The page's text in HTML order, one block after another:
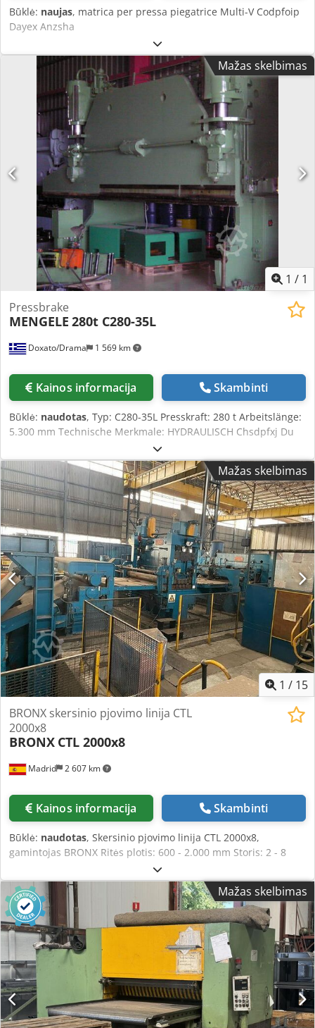
Būklė: naujas, matrica per pressa piegatrice Multi-V Codpfoip
Dayex Anzsha
Mažas skelbimas
1 / 1
Doxato/Drama 1 569 km
Pressbrake
MENGELE 280t C280-35L
Kainos informacija Skambinti
Būklė: naudotas, Typ: C280-35L Presskraft: 280 t Arbeitslänge:
5.300 mm Technische Merkmale: HYDRAULISCH Chsdpfxj Du
Txj Anzja Neue Hydraulik- und Elektroanlagen
Mažas skelbimas
1 / 15
Madrid 2 607 km
BRONX skersinio pjovimo linija CTL
2000x8
BRONX CTL 2000x8
Kainos informacija Skambinti
Būklė: naudotas, Skersinio pjovimo linija CTL 2000x8,
gamintojas BRONX Ritės plotis: 600 - 2.000 mm Storis: 2 - 8
mm Didžiausias ritės svoris: 30 t Išorinis ritės skersmuo: Iki
2.100 mm Csdpfx Ansymclbozsha Vidinis ritės skersmuo: 508
mm - 610 mm - 762 mm su užpildymo segmentais Lakštų
kroviklis: 600 - 8.000 mm Krovimo galimybė: 1 paketas, 8000
mm ilgio x 2000 mm pločio Krovimas: Maks. 10 000 kg tolygiai
paskirstyta ant 5000 mm ilgio lakšto Pakuotės aukštis: 750 mm
Gamybos greitis: Iki 60 m/min
Mažas skelbimas